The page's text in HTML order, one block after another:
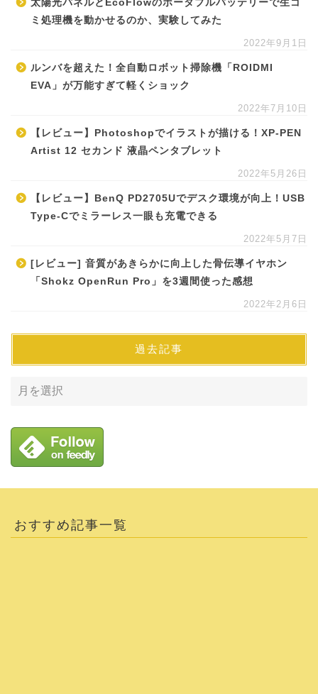
太陽光パネルとEcoFlowのポータブルバッテリーで生ゴ
ミ処理機を動かせるのか、実験してみた
2022年9月1日
ルンバを超えた！全自動ロボット掃除機「ROIDMI
EVA」が万能すぎて軽くショック
2022年7月10日
【レビュー】Photoshopでイラストが描ける！XP-PEN
Artist 12 セカンド 液晶ペンタブレット
2022年5月26日
【レビュー】BenQ PD2705Uでデスク環境が向上！USB
Type-Cでミラーレス一眼も充電できる
2022年5月7日
[レビュー] 音質があきらかに向上した骨伝導イヤホン
「Shokz OpenRun Pro」を3週間使った感想
2022年2月6日
過去記事
おすすめ記事一覧